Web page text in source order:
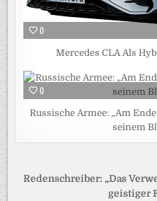
0
Mercedes CLA Als
0
Russische Armee: „Am
seinem
Redenschreiber: „Das
geistiger